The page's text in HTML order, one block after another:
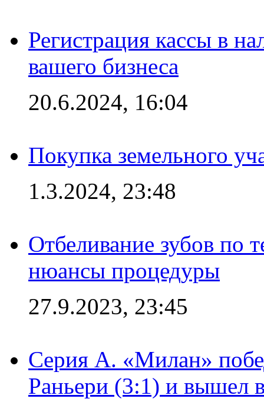
Регистрация кассы в
вашего бизнеса
20.6.2024, 16:04
Покупка земельного
1.3.2024, 23:48
Отбеливание зубов по
нюансы процедуры
27.9.2023, 23:45
Серия А. «Милан»
Раньери (3:1) и вышел